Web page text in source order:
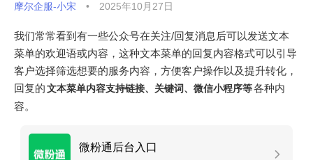
摩尔企服-小宋 • 2025年10月27日
我们常常看到有一些公众号在关注/回复消息后可以发送文本
菜单的欢迎语或内容，这种文本菜单的回复内容格式可以引导
客户选择筛选想要的服务内容，方便客户操作以及提升转化，
回复的文本菜单内容支持链接、关键词、微信小程序等各种内
容。
微粉通后台入口